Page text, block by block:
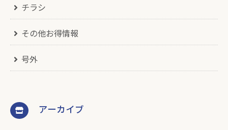
チラシ
その他お得情報
号外
アーカイブ